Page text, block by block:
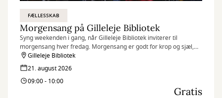
FÆLLESSKAB
Morgensang på Gilleleje Bibliotek
Syng weekenden i gang, når Gilleleje Bibliotek inviterer til
morgensang hver fredag. Morgensang er godt for krop og sjæl,
humøret løftes, og fællesskabet styrkes.
Gilleleje Bibliotek
21. august 2026
09:00 - 10:00
Gratis